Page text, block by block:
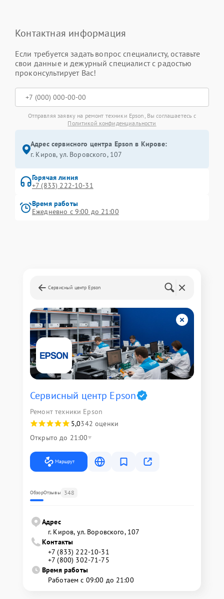
Контактная информация
Если требуется задать вопрос специалисту, оставьте
свои данные и дежурный специалист с радостью
проконсультирует Вас!
Отправляя заявку на ремонт техники Epson, Вы соглашаетесь с
Политикой конфиденциальности
Адрес сервисного центра Epson в Кирове:
г. Киров, ул. Воровского, 107
Горячая линия
+7 (833) 222-10-31
Время работы
Ежедневно с 9:00 до 21:00
Сервисный центр Epson
Сервисный центр Epson
Ремонт техники Epson
5,0342 оценки
Открыто до 21:00
Маршрут
ОбзорОтзывы 348
Адрес
г. Киров, ул. Воровского, 107
Контакты
+7 (833) 222-10-31
+7 (800) 302-71-75
Время работы
Работаем с 09:00 до 21:00